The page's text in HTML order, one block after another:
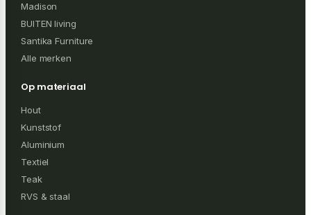
Madison
BUITEN living
Santika Furniture
Alle merken
Op materiaal
Hout
Kunststof
Aluminium
Textiel
Teak
RVS & staal